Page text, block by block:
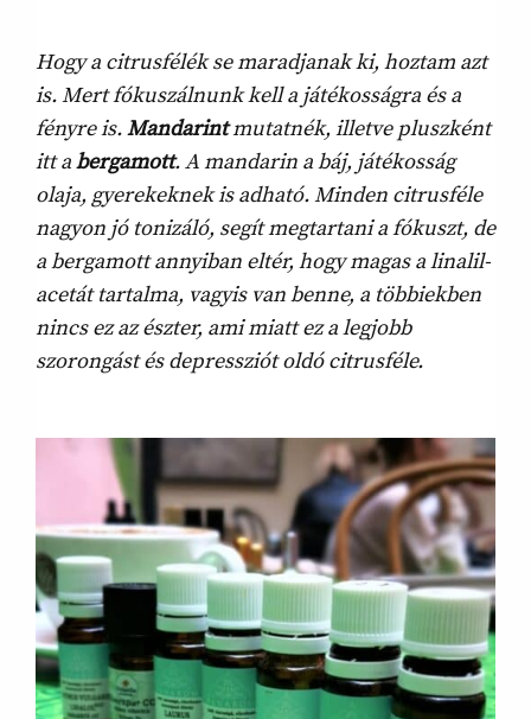
Hogy a citrusfélék se maradjanak ki, hoztam azt
is. Mert fókuszálnunk kell a játékosságra és a
fényre is.Mandarintmutatnék, illetve pluszként
itt abergamott. A mandarin a báj, játékosság
olaja, gyerekeknek is adható. Minden citrusféle
nagyon jó tonizáló, segít megtartani a fókuszt, de
a bergamott annyiban eltér, hogy magas a linalil-
acetát tartalma, vagyis van benne, a többiekben
nincs ez az észter, ami miatt ez a legjobb
szorongást és depressziót oldó citrusféle.